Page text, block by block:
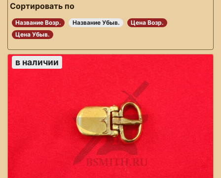
Сортировать по
Название Возр. Название Убыв.
Цена Возр.
Цена Убыв.
в наличии